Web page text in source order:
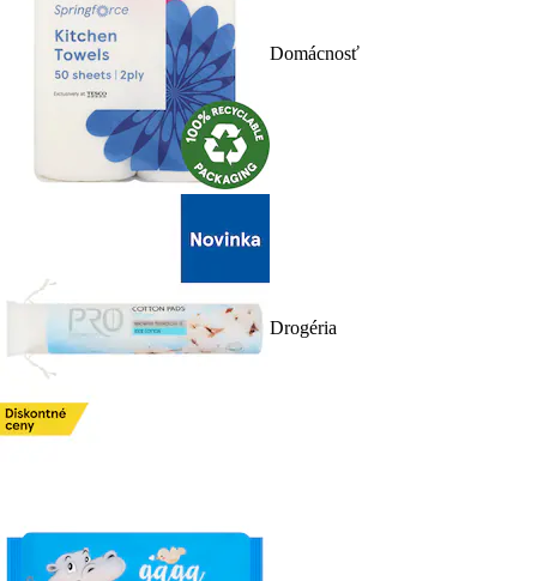
Domácnosť
Drogéria